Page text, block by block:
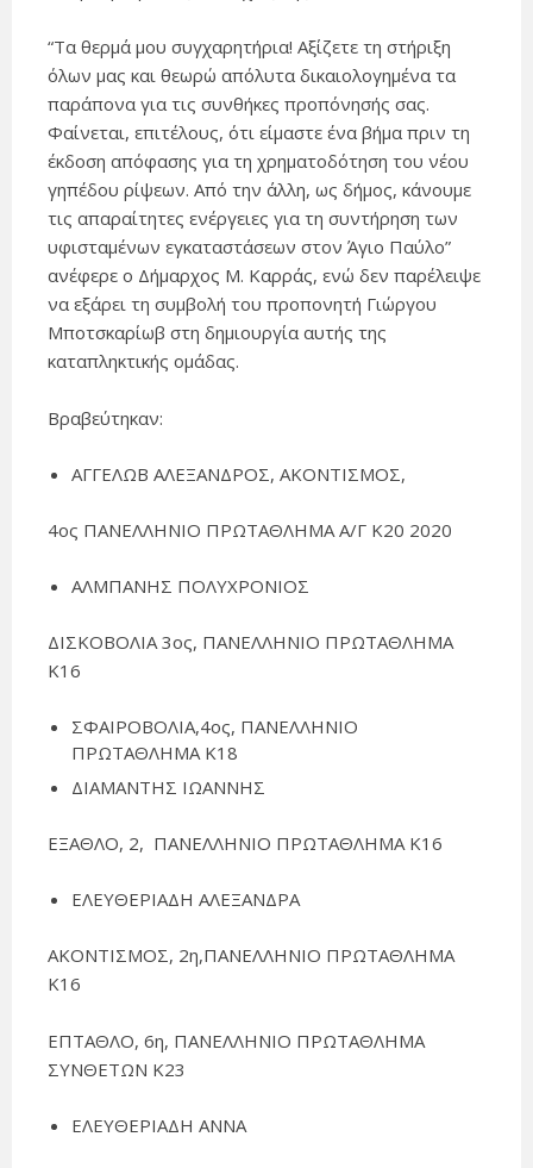
“Τα θερμά μου συγχαρητήρια! Αξίζετε τη στήριξη
όλων μας και θεωρώ απόλυτα δικαιολογημένα τα
παράπονα για τις συνθήκες προπόνησής σας.
Φαίνεται, επιτέλους, ότι είμαστε ένα βήμα πριν τη
έκδοση απόφασης για τη χρηματοδότηση του νέου
γηπέδου ρίψεων. Από την άλλη, ως δήμος, κάνουμε
τις απαραίτητες ενέργειες για τη συντήρηση των
υφισταμένων εγκαταστάσεων στον Άγιο Παύλο”
ανέφερε ο Δήμαρχος Μ. Καρράς, ενώ δεν παρέλειψε
να εξάρει τη συμβολή του προπονητή Γιώργου
Μποτσκαρίωβ στη δημιουργία αυτής της
καταπληκτικής ομάδας.
Βραβεύτηκαν:
ΑΓΓΕΛΩΒ ΑΛΕΞΑΝΔΡΟΣ, ΑΚΟΝΤΙΣΜΟΣ,
4ος ΠΑΝΕΛΛΗΝΙΟ ΠΡΩΤΑΘΛΗΜΑ Α/Γ Κ20 2020
ΑΛΜΠΑΝΗΣ ΠΟΛΥΧΡΟΝΙΟΣ
ΔΙΣΚΟΒΟΛΙΑ 3ος, ΠΑΝΕΛΛΗΝΙΟ ΠΡΩΤΑΘΛΗΜΑ
Κ16
ΣΦΑΙΡΟΒΟΛΙΑ,4ος, ΠΑΝΕΛΛΗΝΙΟ
ΠΡΩΤΑΘΛΗΜΑ Κ18
ΔΙΑΜΑΝΤΗΣ ΙΩΑΝΝΗΣ
ΕΞΑΘΛΟ, 2, ΠΑΝΕΛΛΗΝΙΟ ΠΡΩΤΑΘΛΗΜΑ Κ16
ΕΛΕΥΘΕΡΙΑΔΗ ΑΛΕΞΑΝΔΡΑ
ΑΚΟΝΤΙΣΜΟΣ, 2η,ΠΑΝΕΛΛΗΝΙΟ ΠΡΩΤΑΘΛΗΜΑ
Κ16
ΕΠΤΑΘΛΟ, 6η, ΠΑΝΕΛΛΗΝΙΟ ΠΡΩΤΑΘΛΗΜΑ
ΣΥΝΘΕΤΩΝ Κ23
ΕΛΕΥΘΕΡΙΑΔΗ ΑΝΝΑ